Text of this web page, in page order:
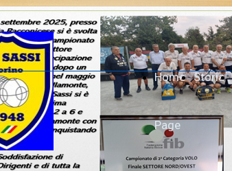
Home
Page
Storia